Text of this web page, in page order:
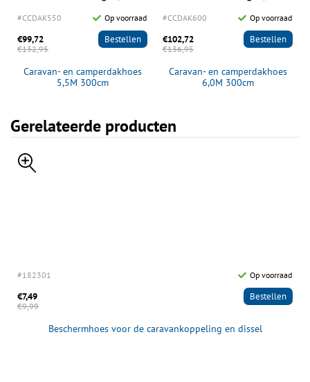
#CCDAK550 Op voorraad
€99,72
€132,95
Bestellen
Caravan- en camperdakhoes
5,5M 300cm
#CCDAK600 Op voorraad
€102,72
€136,95
Bestellen
Caravan- en camperdakhoes
6,0M 300cm
Gerelateerde producten
#182301 Op voorraad
€7,49
€9,99
Bestellen
Beschermhoes voor de caravankoppeling en dissel